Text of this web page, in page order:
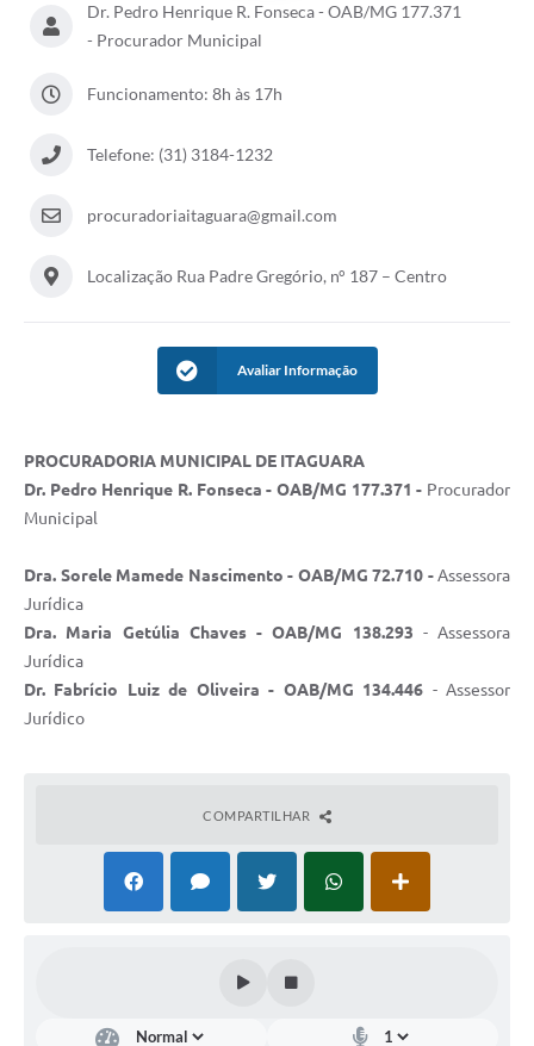
Dr. Pedro Henrique R. Fonseca - OAB/MG 177.371
- Procurador Municipal
Funcionamento: 8h às 17h
Telefone: (31) 3184-1232
procuradoriaitaguara@gmail.com
Localização Rua Padre Gregório, n° 187 – Centro
Avaliar Informação
PROCURADORIA MUNICIPAL DE ITAGUARA
Dr. Pedro Henrique R. Fonseca - OAB/MG 177.371 - Procurador
Municipal
Dra. Sorele Mamede Nascimento - OAB/MG 72.710 -Assessora
Jurídica
Dra. Maria Getúlia Chaves -OAB/MG 138.293 - Assessora
Jurídica
Dr. Fabrício Luiz de Oliveira- OAB/MG 134.446 - Assessor
Jurídico
COMPARTILHAR